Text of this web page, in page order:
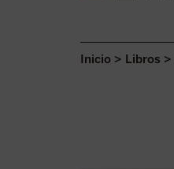
Inicio > Libros >